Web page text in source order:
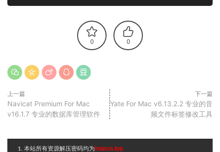
0 0
上一篇
Navicat Premium For Mac
v16.1.7 专业的数据库管理软件
下一篇
Yate For Mac v6.13.2.2 专业的音
频文件标签修改工具
1. 本站所有资源解压密码均为imacos.top